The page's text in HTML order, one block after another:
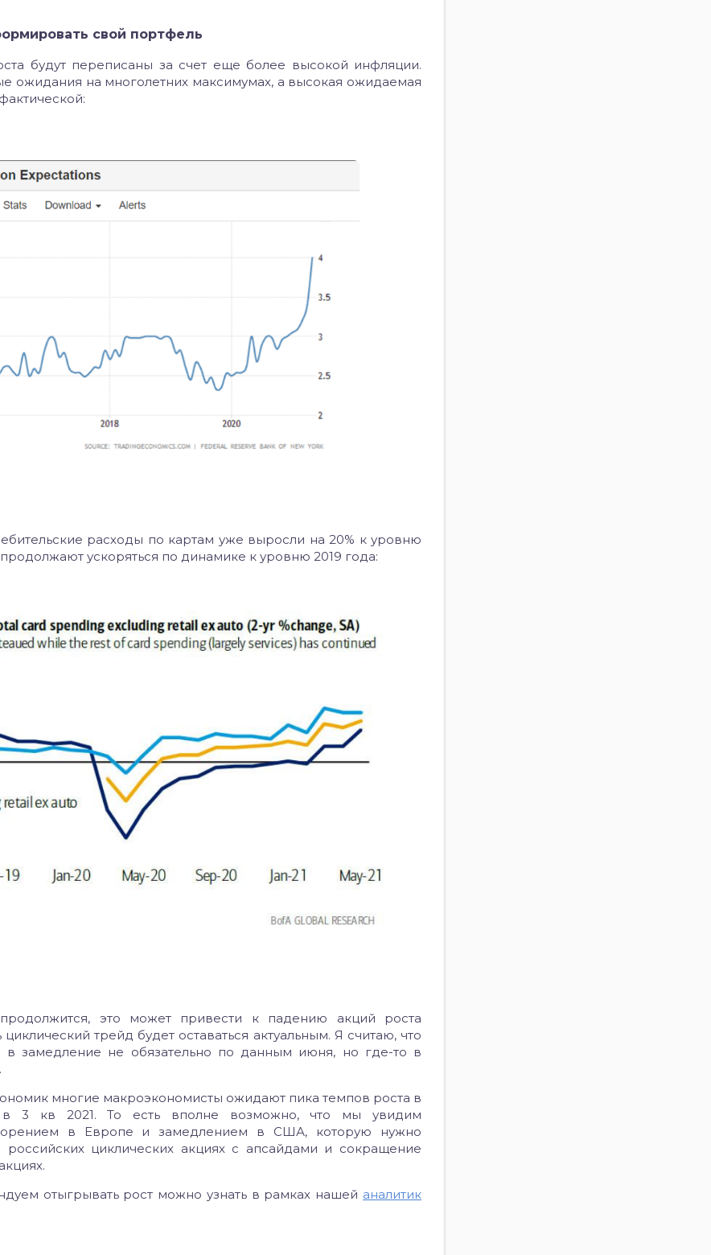
свой портфель
будут переписаны за счет еще более высокой инфляции.
ожидания на многолетних максимумах, а высокая ожидаемая
расходы по картам уже выросли на 20% к уровню
ускоряться по динамике к уровню 2019 года:
это может привести к падению акций роста
трейд будет оставаться актуальным. Я считаю, что
в замедление не обязательно по данным июня, но где-то в
многие макроэкономисты ожидают пика темпов роста в
кв 2021. То есть вполне возможно, что мы увидим
в Европе и замедлением в США, которую нужно
российских циклических акциях с апсайдами и сокращение
отыгрывать рост можно узнать в рамках нашей аналитик